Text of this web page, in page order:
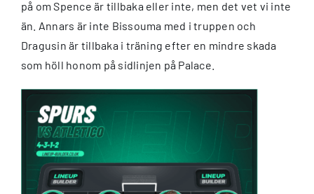
på om Spence är tillbaka eller inte, men det vet vi inte
än. Annars är inte Bissouma med i truppen och
Dragusin är tillbaka i träning efter en mindre skada
som höll honom på sidlinjen på Palace.